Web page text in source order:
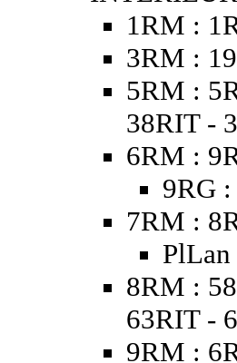
1RM :
3RM :
5RM :
38RIT -
6RM :
9RG
7RM :
8RM :
63RIT -
9RM :